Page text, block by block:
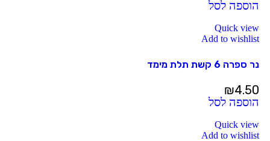
הוספה לסל
Quick view
Add to wishlist
נר ספרה 6 קשת תלת מימד
₪4.50
הוספה לסל
Quick view
Add to wishlist